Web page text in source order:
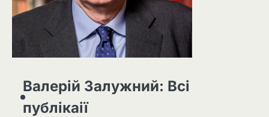
Валерій Залужний: Всі
публікаії